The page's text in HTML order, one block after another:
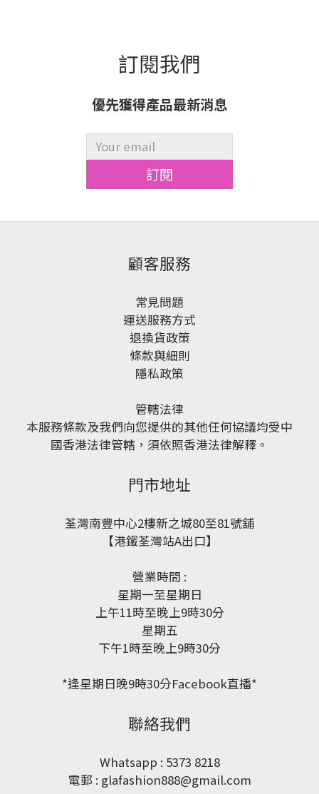
訂閱我們
優先獲得產品最新消息
訂閱
顧客服務
常見問題
運送服務方式
退換貨政策
條款與細則
隱私政策
管轄法律
本服務條款及我們向您提供的其他任何協議均受中
國香港法律管轄，須依照香港法律解釋。
門市地址
荃灣南豐中心2樓新之城80至81號舖
【港鐵荃灣站A出口】
營業時間 :
星期一至星期日
上午11時至晚上9時30分
星期五
下午1時至晚上9時30分
*逢星期日晚9時30分Facebook直播*
聯絡我們
Whatsapp : 5373 8218
電郵 : glafashion888@gmail.com